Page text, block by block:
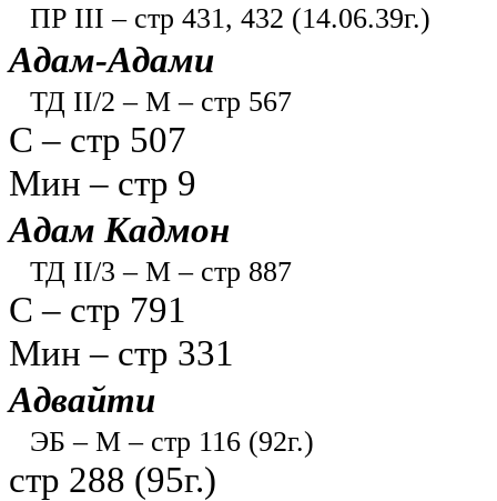
ПР III – стр 431, 432 (14.06.39г.)
Адам-Адами
ТД II/2 – М – стр 567
С – стр 507
Мин – стр 9
Адам Кадмон
ТД II/3 – М – стр 887
С – стр 791
Мин – стр 331
Адвайти
ЭБ – М – стр 116 (92г.)
стр 288 (95г.)